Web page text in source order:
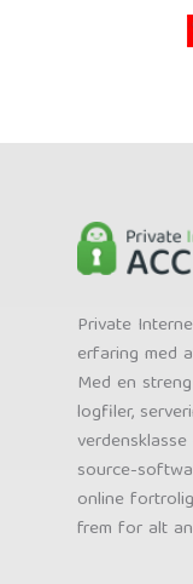
Private
erfaring med
Med en
logfiler,
source-
online
frem for alt